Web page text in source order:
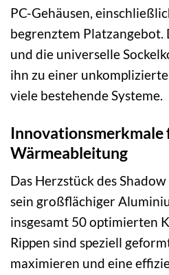
PC-Gehäusen,
begrenztem Platzangebot.
und die universelle
ihn zu einer
viele bestehende Systeme.
Wärmeableitung
Das Herzstück des
sein großflächiger
insgesamt 50 optimierten
Rippen sind speziell
maximieren und eine